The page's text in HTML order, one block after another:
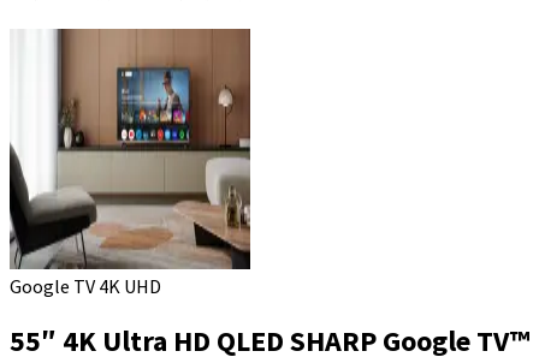
Google TV 4K UHD
55″ 4K Ultra HD QLED SHARP Google TV™